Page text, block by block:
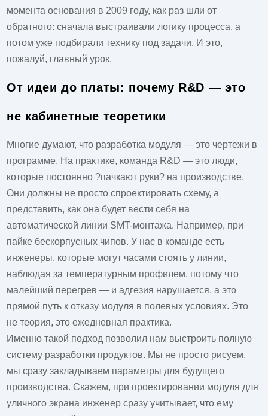
момента основания в 2009 году, как раз шли от
обратного: сначала выстраивали логику процесса, а
потом уже подбирали технику под задачи. И это,
пожалуй, главный урок.
От идеи до платы: почему R&D — это
не кабинетные теоретики
Многие думают, что разработка модуля — это чертежи в
программе. На практике, команда R&D — это люди,
которые постоянно ?пачкают руки? на производстве.
Они должны не просто спроектировать схему, а
представить, как она будет вести себя на
автоматической линии SMT-монтажа. Например, при
пайке бескорпусных чипов. У нас в команде есть
инженеры, которые могут часами стоять у линии,
наблюдая за температурным профилем, потому что
малейший перегрев — и адгезия нарушается, а это
прямой путь к отказу модуля в полевых условиях. Это
не теория, это ежедневная практика.
Именно такой подход позволил нам выстроить полную
систему разработки продуктов. Мы не просто рисуем,
мы сразу закладываем параметры для будущего
производства. Скажем, при проектировании модуля для
уличного экрана инженер сразу учитывает, что ему